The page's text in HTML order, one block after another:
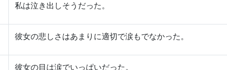
私は泣き出しそうだった。
彼女の悲しさはあまりに適切で涙もでなかった。
彼女の目は涙でいっぱいだった。